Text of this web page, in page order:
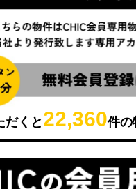
だくと 22,360件の